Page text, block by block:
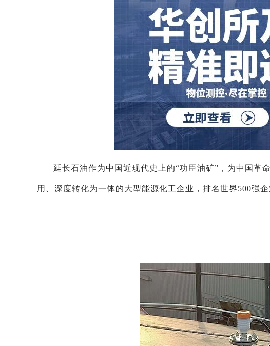
延长石油作为中国近现代史上的“功臣油矿”，为中国革
用、深度转化为一体的大型能源化工企业，排名世界500强企